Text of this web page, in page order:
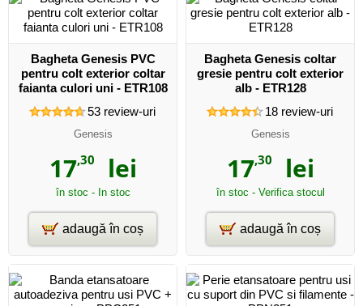
Bagheta Genesis PVC
pentru colt exterior coltar
faianta culori uni - ETR108
53review-uri
Genesis
17,30 lei
în stoc - In stoc
adaugă în coș
Bagheta Genesis coltar
gresie pentru colt exterior
alb - ETR128
18review-uri
Genesis
17,30 lei
în stoc - Verifica stocul
adaugă în coș